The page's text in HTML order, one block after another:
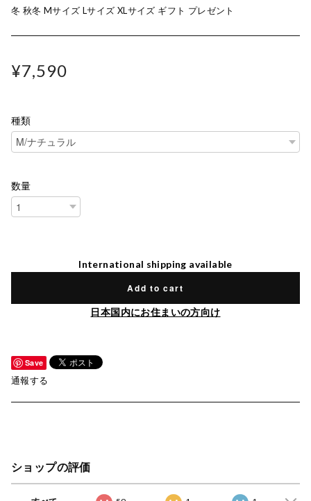
冬 秋冬 Mサイズ Lサイズ XLサイズ ギフト プレゼント
¥7,590
種類
数量
International shipping available
Add to cart
日本国内にお住まいの方向け
Save
通報する
ショップの評価